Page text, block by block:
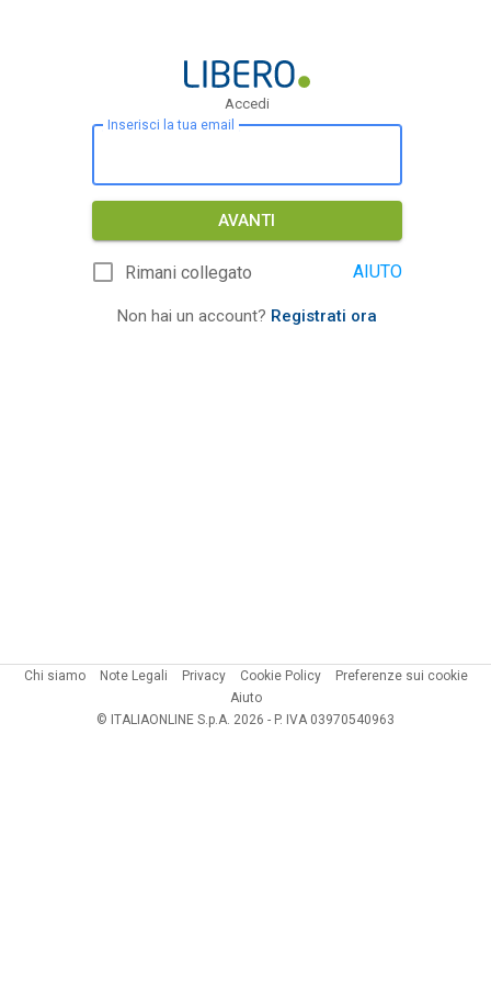
Accedi
Inserisci la tua email
AVANTI
Rimani collegato AIUTO
Non hai un account? Registrati ora
Chi siamo Note Legali Privacy Cookie Policy
Preferenze sui cookie
Aiuto
© ITALIAONLINE S.p.A. 2026 - P. IVA 03970540963